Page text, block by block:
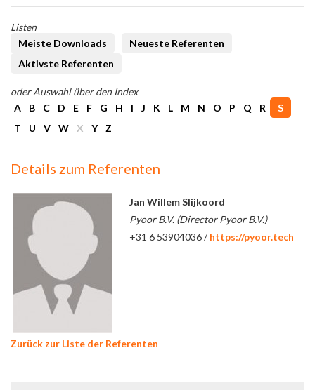
Listen
Meiste Downloads
Neueste Referenten
Aktivste Referenten
oder Auswahl über den Index
A
B C D E F G H I J K L M N O P Q R
S
T
U V W X Y Z
Details zum Referenten
Jan Willem Slijkoord
Pyoor B.V. (Director Pyoor B.V.)
+31 6 53904036 / https://pyoor.tech
Zurück zur Liste der Referenten